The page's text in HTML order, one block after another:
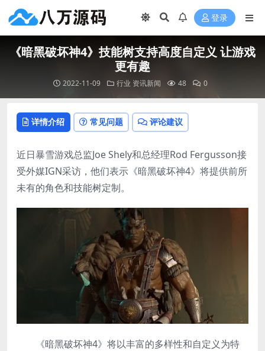
登录
《暗黑破坏神4》技能树支持高度自定义 让游戏
更有趣
2022-11-09 行业 资讯新闻 48 0
详情介绍 常见问题 评论建议
近日暴雪游戏总监Joe Shely和总经理Rod Fergusson接
受外媒IGN采访，他们表示《暗黑破坏神4》将提供前所
未有的角色和技能树定制。
《暗黑破坏神4》将以丰富的多样性和自定义为特